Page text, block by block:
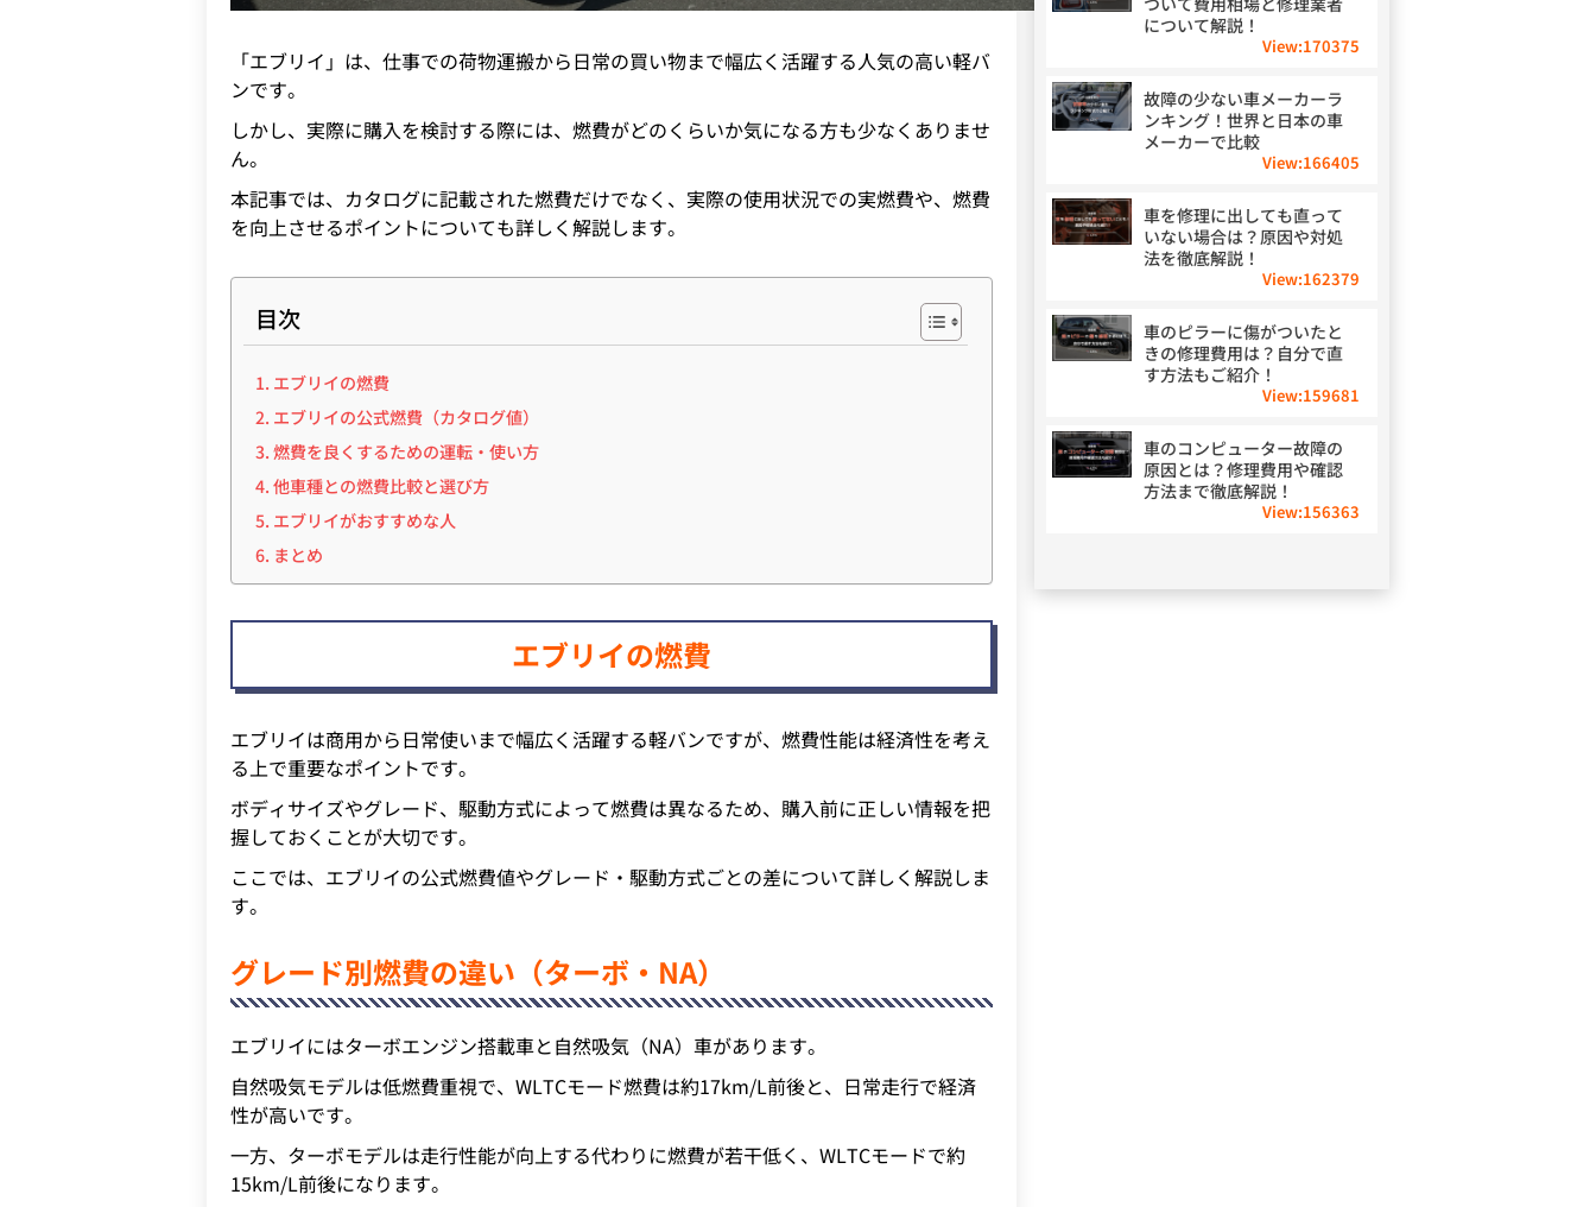
「エブリイ」は、仕事での荷物運搬から日常の買い物まで幅広く活躍する人気の高い軽バ
ンです。
しかし、実際に購入を検討する際には、燃費がどのくらいか気になる方も少なくありませ
ん。
本記事では、カタログに記載された燃費だけでなく、実際の使用状況での実燃費や、燃費
を向上させるポイントについても詳しく解説します。
目次
エブリイの燃費
エブリイの公式燃費（カタログ値）
燃費を良くするための運転・使い方
他車種との燃費比較と選び方
エブリイがおすすめな人
まとめ
エブリイの燃費
エブリイは商用から日常使いまで幅広く活躍する軽バンですが、燃費性能は経済性を考え
る上で重要なポイントです。
ボディサイズやグレード、駆動方式によって燃費は異なるため、購入前に正しい情報を把
握しておくことが大切です。
ここでは、エブリイの公式燃費値やグレード・駆動方式ごとの差について詳しく解説しま
す。
グレード別燃費の違い（ターボ・NA）
エブリイにはターボエンジン搭載車と自然吸気（NA）車があります。
自然吸気モデルは低燃費重視で、WLTCモード燃費は約17km/L前後と、日常走行で経済
性が高いです。
一方、ターボモデルは走行性能が向上する代わりに燃費が若干低く、WLTCモードで約
15km/L前後になります。
について解説！
View:170375
故障の少ない車メーカーラ
ンキング！世界と日本の車
メーカーで比較
View:166405
車を修理に出しても直って
いない場合は？原因や対処
法を徹底解説！
View:162379
車のピラーに傷がついたと
きの修理費用は？自分で直
す方法もご紹介！
View:159681
車のコンピューター故障の
原因とは？修理費用や確認
方法まで徹底解説！
View:156363